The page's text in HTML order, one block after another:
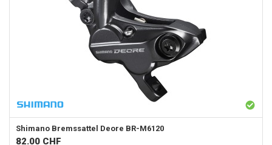
Shimano Bremssattel Deore BR-M6120
82.00 CHF